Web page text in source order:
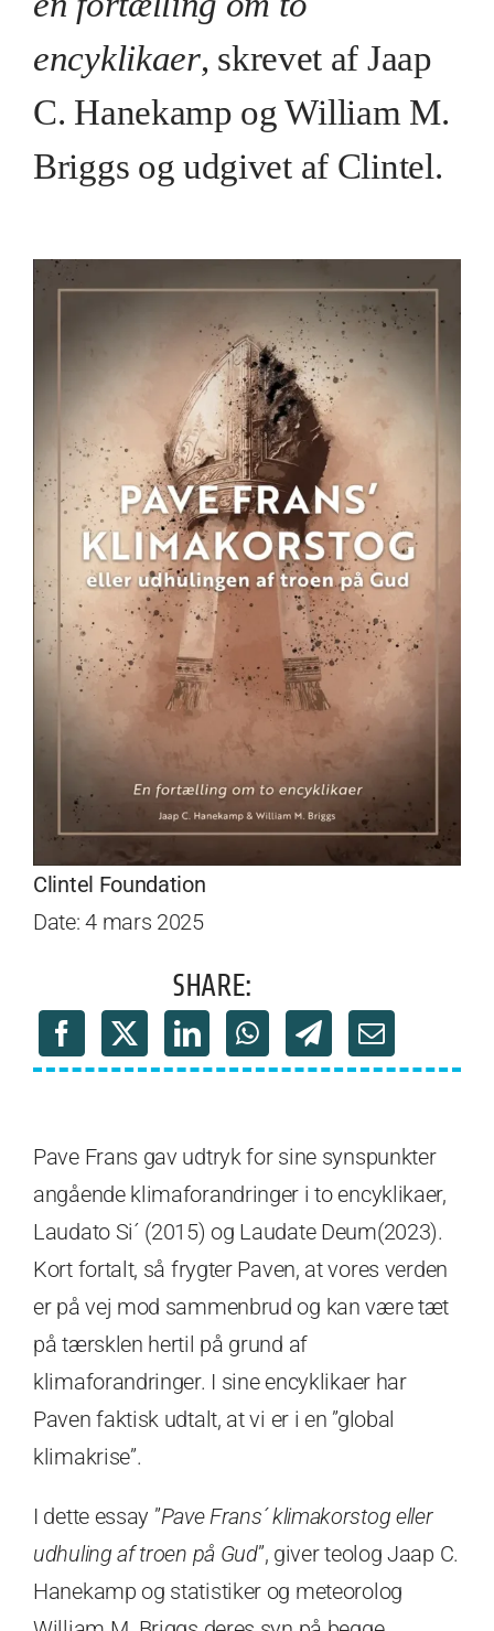
encyklikaer, skrevet af Jaap
C. Hanekamp og William M.
Briggs og udgivet af Clintel.
Clintel Foundation
Date: 4 mars 2025
SHARE:
Pave Frans gav udtryk for sine synspunkter
angående klimaforandringer i to encyklikaer,
Laudato Si´ (2015) og Laudate Deum(2023).
Kort fortalt, så frygter Paven, at vores verden
er på vej mod sammenbrud og kan være tæt
på tærsklen hertil på grund af
klimaforandringer. I sine encyklikaer har
Paven faktisk udtalt, at vi er i en ”global
klimakrise”.
I dette essay ”Pave Frans´ klimakorstog eller
udhuling af troen på Gud”, giver teolog Jaap C.
Hanekamp og statistiker og meteorolog